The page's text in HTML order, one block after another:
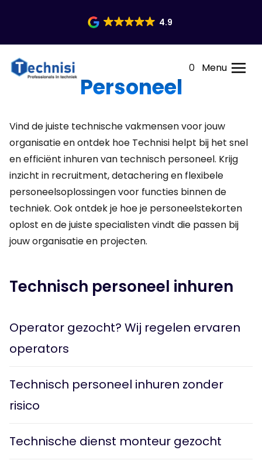
4.9
0 Menu
Personeel
Vind de juiste technische vakmensen voor jouw
organisatie en ontdek hoe Technisi helpt bij het snel
en efficiënt inhuren van technisch personeel. Krijg
inzicht in recruitment, detachering en flexibele
personeelsoplossingen voor functies binnen de
techniek. Ook ontdek je hoe je personeelstekorten
oplost en de juiste specialisten vindt die passen bij
jouw organisatie en projecten.
Technisch personeel inhuren
Operator gezocht? Wij regelen ervaren
operators
Technisch personeel inhuren zonder
risico
Technische dienst monteur gezocht